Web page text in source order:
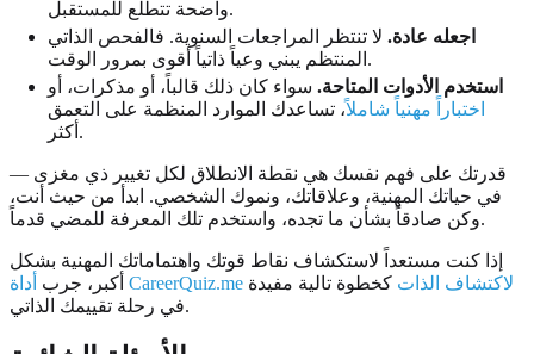
واضحة تتطلع للمستقبل.
اجعله عادة. لا تنتظر المراجعات السنوية. فالفحص الذاتي
المنتظم يبني وعياً ذاتياً أقوى بمرور الوقت.
استخدم الأدوات المتاحة. سواء كان ذلك قالباً، أو مذكرات، أو
اختباراً مهنياً شاملاً، تساعدك الموارد المنظمة على التعمق
أكثر.
قدرتك على فهم نفسك هي نقطة الانطلاق لكل تغيير ذي مغزى —
في حياتك المهنية، وعلاقاتك، ونموك الشخصي. ابدأ من حيث أنت،
وكن صادقاً بشأن ما تجده، واستخدم تلك المعرفة للمضي قدماً.
إذا كنت مستعداً لاستكشاف نقاط قوتك واهتماماتك المهنية بشكل
أكبر، جرب
أداة CareerQuiz.me لاكتشاف الذات كخطوة تالية مفيدة
في رحلة تقييمك الذاتي.